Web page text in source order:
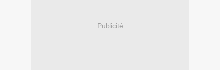
Publicité